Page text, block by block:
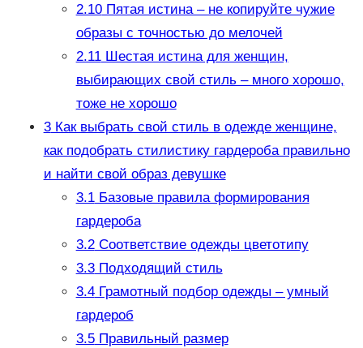
2.10Пятая истина – не копируйте чужие
образы с точностью до мелочей
2.11Шестая истина для женщин,
выбирающих свой стиль – много хорошо,
тоже не хорошо
3Как выбрать свой стиль в одежде женщине,
как подобрать стилистику гардероба правильно
и найти свой образ девушке
3.1Базовые правила формирования
гардероба
3.2Соответствие одежды цветотипу
3.3Подходящий стиль
3.4Грамотный подбор одежды – умный
гардероб
3.5Правильный размер